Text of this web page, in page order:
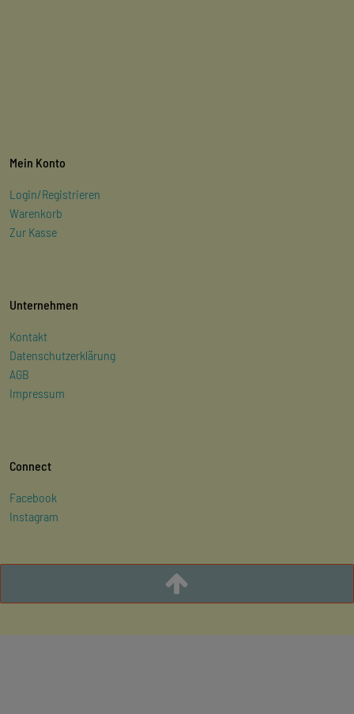
Mein Konto
Login/Registrieren
Warenkorb
Zur Kasse
Unternehmen
Kontakt
Datenschutzerklärung
AGB
Impressum
Connect
Facebook
Instagram